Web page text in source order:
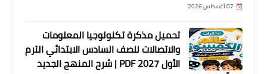
07 أغسطس 2026
تحميل مذكرة تكنولوجيا المعلومات
والاتصالات للصف السادس الابتدائي الترم
الأول 2027 PDF | شرح المنهج الجديد